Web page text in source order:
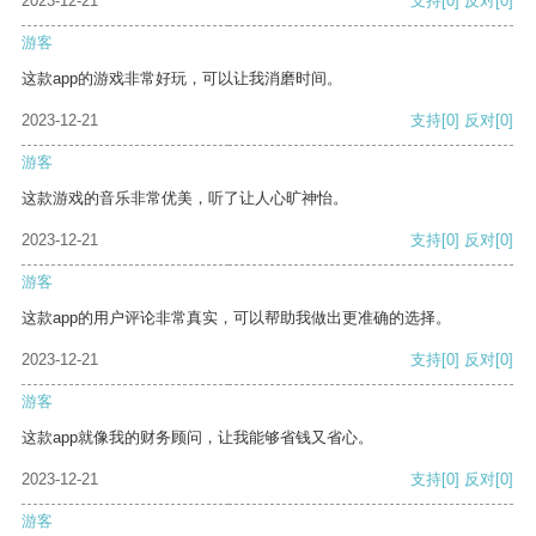
游客
这款app的游戏非常好玩，可以让我消磨时间。
2023-12-21 支持[0] 反对[0]
游客
这款游戏的音乐非常优美，听了让人心旷神怡。
2023-12-21 支持[0] 反对[0]
游客
这款app的用户评论非常真实，可以帮助我做出更准确的选择。
2023-12-21 支持[0] 反对[0]
游客
这款app就像我的财务顾问，让我能够省钱又省心。
2023-12-21 支持[0] 反对[0]
游客